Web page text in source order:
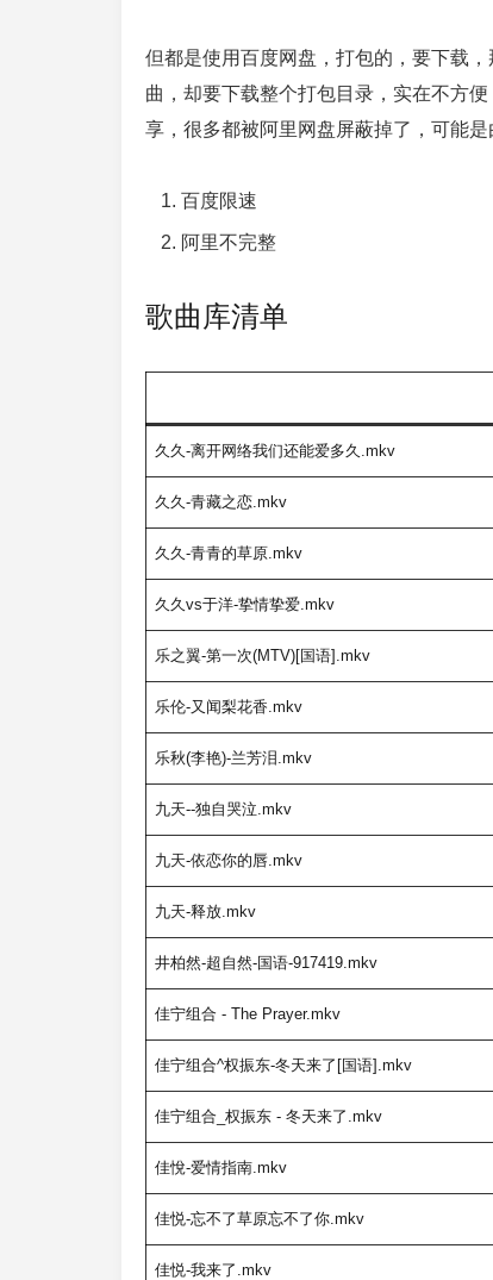
但都是使用百度网盘，打包的，要下载
曲，却要下载整个打包目录，实在不方
享，很多都被阿里网盘屏蔽掉了，可能
百度限速
阿里不完整
歌曲库清单
久久-离开网络我们还能爱多久.mkv
久久-青藏之恋.mkv
久久-青青的草原.mkv
久久vs于洋-挚情挚爱.mkv
乐之翼-第一次(MTV)[国语].mkv
乐伦-又闻梨花香.mkv
乐秋(李艳)-兰芳泪.mkv
九天--独自哭泣.mkv
九天-依恋你的唇.mkv
九天-释放.mkv
井柏然-超自然-国语-917419.mkv
佳宁组合 - The Prayer.mkv
佳宁组合^权振东-冬天来了[国语].mkv
佳宁组合_权振东 - 冬天来了.mkv
佳悅-爱情指南.mkv
佳悦-忘不了草原忘不了你.mkv
佳悦-我来了.mkv